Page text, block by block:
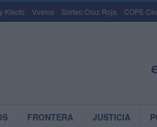
Kikoto Vuelos Sorteo Cruz Roja COPE
FRONTERA JUSTICIA